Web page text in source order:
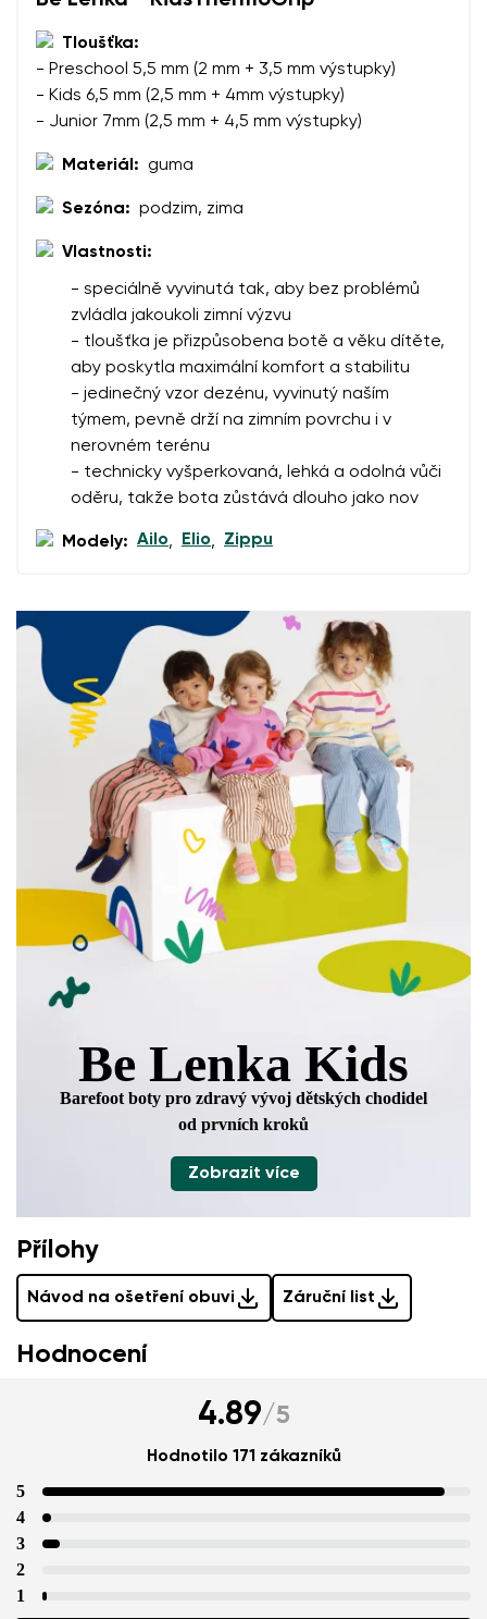
Změnit region
Vyberte zemi dodání
Vyberte jazyk
Změnit
Tloušťka:
- Preschool 5,5 mm (2 mm + 3,5 mm výstupky)
- Kids 6,5 mm (2,5 mm + 4mm výstupky)
- Junior 7mm (2,5 mm + 4,5 mm výstupky)
Materiál: guma
Sezóna: podzim, zima
Vlastnosti:
- speciálně vyvinutá tak, aby bez problémů
zvládla jakoukoli zimní výzvu
- tloušťka je přizpůsobena botě a věku dítěte,
aby poskytla maximální komfort a stabilitu
- jedinečný vzor dezénu, vyvinutý naším
týmem, pevně drží na zimním povrchu i v
nerovném terénu
- technicky vyšperkovaná, lehká a odolná vůči
oděru, takže bota zůstává dlouho jako nov
Modely: Ailo, Elio, Zippu
Be Lenka Kids
Barefoot boty pro zdravý vývoj dětských chodidel
od prvních kroků
Zobrazit více
Přílohy
Návod na ošetření obuvi Záruční list
Váš e-mail
Varianta
Souhlasím se zpracováním zadaných osobních údajů
ve smyslutěchto podmínek a jejich zveřejněním.
Hodnocení
4.89/5
Hodnotilo 171 zákazníků
5
4
3
2
1
číslo objednávky
Hodnocení
Souhlasím se zpracováním zadaných osobních údajů
ve smyslutěchto podmínek